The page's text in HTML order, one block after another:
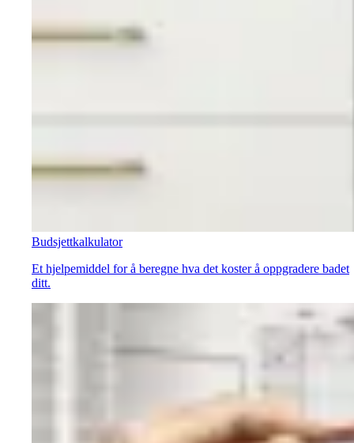
Budsjettkalkulator
Et hjelpemiddel for å beregne hva det koster å oppgradere badet
ditt.